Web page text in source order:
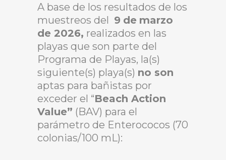
A base de los resultados de los
muestreos del 9 de marzo
de 2026, realizados en las
playas que son parte del
Programa de Playas, la(s)
siguiente(s) playa(s) no son
aptas para bañistas por
exceder el “Beach Action
Value” (BAV) para el
parámetro de Enterococos (70
colonias/100 mL):